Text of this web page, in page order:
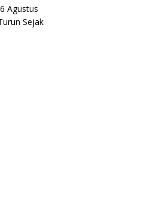
Agustus
Sejak